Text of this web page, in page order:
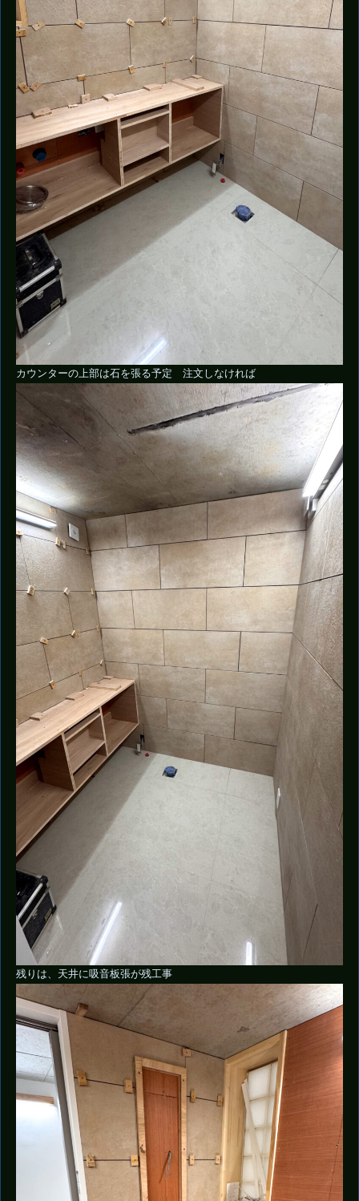
カウンターの上部は石を張る予定 注文しなければ
残りは、天井に吸音板張が残工事